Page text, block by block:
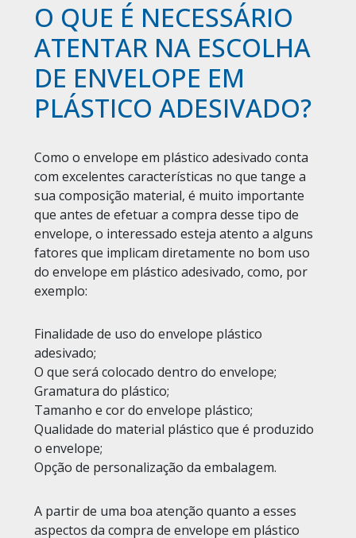
O QUE É NECESSÁRIO
ATENTAR NA ESCOLHA
DE ENVELOPE EM
PLÁSTICO ADESIVADO?
Como o envelope em plástico adesivado conta
com excelentes características no que tange a
sua composição material, é muito importante
que antes de efetuar a compra desse tipo de
envelope, o interessado esteja atento a alguns
fatores que implicam diretamente no bom uso
do envelope em plástico adesivado, como, por
exemplo:
Finalidade de uso do envelope plástico
adesivado;
O que será colocado dentro do envelope;
Gramatura do plástico;
Tamanho e cor do envelope plástico;
Qualidade do material plástico que é produzido
o envelope;
Opção de personalização da embalagem.
A partir de uma boa atenção quanto a esses
aspectos da compra de envelope em plástico